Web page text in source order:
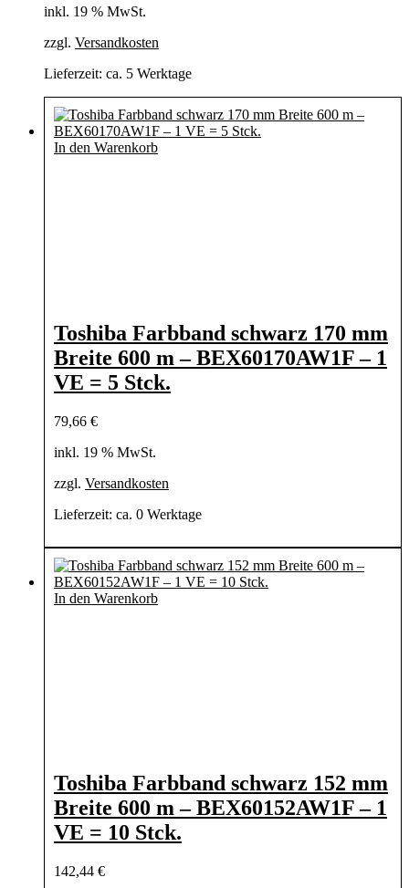
inkl. 19 % MwSt.
zzgl. Versandkosten
Lieferzeit: ca. 5 Werktage
In den Warenkorb
Toshiba Farbband schwarz 170 mm
Breite 600 m – BEX60170AW1F – 1
VE = 5 Stck.
79,66 €
inkl. 19 % MwSt.
zzgl. Versandkosten
Lieferzeit: ca. 0 Werktage
In den Warenkorb
Toshiba Farbband schwarz 152 mm
Breite 600 m – BEX60152AW1F – 1
VE = 10 Stck.
142,44 €